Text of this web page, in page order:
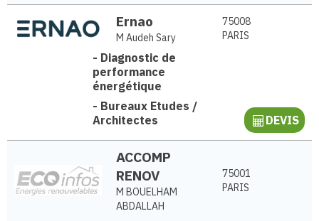
Ernao
M Audeh Sary
75008
PARIS
- Diagnostic de
performance
énergétique
- Bureaux Etudes /
Architectes
DEVIS
ACCOMP
RENOV
M BOUELHAM
ABDALLAH
75001
PARIS